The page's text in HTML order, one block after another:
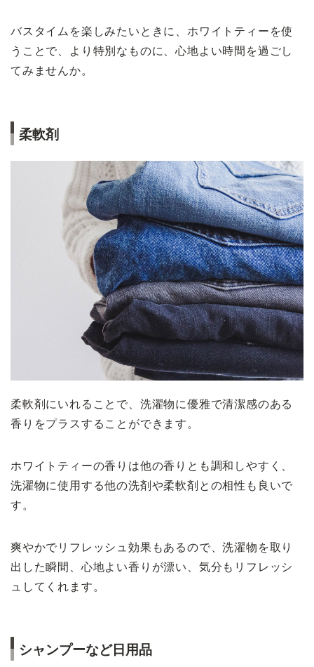
バスタイムを楽しみたいときに、ホワイトティーを使
うことで、より特別なものに、心地よい時間を過ごし
てみませんか。
柔軟剤
柔軟剤にいれることで、洗濯物に優雅で清潔感のある
香りをプラスすることができます。
ホワイトティーの香りは他の香りとも調和しやすく、
洗濯物に使用する他の洗剤や柔軟剤との相性も良いで
す。
爽やかでリフレッシュ効果もあるので、洗濯物を取り
出した瞬間、心地よい香りが漂い、気分もリフレッシ
ュしてくれます。
シャンプーなど日用品